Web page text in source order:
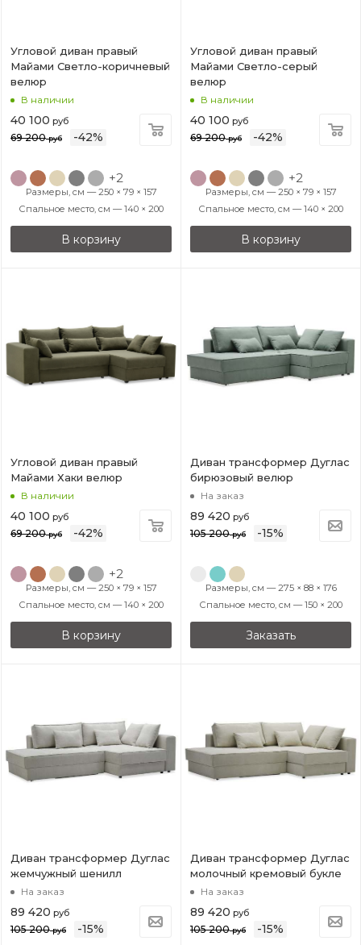
Угловой диван правый
Майами Светло-коричневый
велюр
В наличии
40 100 руб
69 200руб -42%
+2
Размеры, см — 250 × 79 × 157
Спальное место, см — 140 × 200
В корзину
Угловой диван правый
Майами Светло-серый
велюр
В наличии
40 100 руб
69 200руб -42%
+2
Размеры, см — 250 × 79 × 157
Спальное место, см — 140 × 200
В корзину
Угловой диван правый
Майами Хаки велюр
В наличии
40 100 руб
69 200руб -42%
+2
Размеры, см — 250 × 79 × 157
Спальное место, см — 140 × 200
В корзину
Диван трансформер Дуглас
бирюзовый велюр
На заказ
89 420 руб
105 200руб -15%
Размеры, см — 275 × 88 × 176
Спальное место, см — 150 × 200
Заказать
Диван трансформер Дуглас
жемчужный шенилл
На заказ
89 420 руб
105 200руб -15%
Диван трансформер Дуглас
молочный кремовый букле
На заказ
89 420 руб
105 200руб -15%